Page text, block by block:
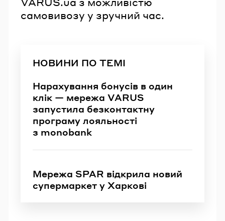
самовивозу у зручний час.
НОВИНИ ПО ТЕМІ
Нарахування бонусів в один
клік — мережа VARUS
запустила безконтактну
програму лояльності
з monobank
Мережа SPAR відкрила новий
супермаркет у Харкові